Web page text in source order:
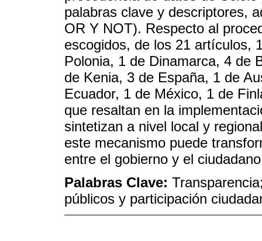
palabras clave y descriptores,
OR Y NOT). Respecto al
escogidos, de los 21 artículos,
Polonia, 1 de Dinamarca, 4 de
de Kenia, 3 de España, 1 de
Ecuador, 1 de México, 1 de
que resaltan en la
sintetizan a nivel local y
este mecanismo puede
entre el gobierno y el
Palabras Clave:
públicos y participación